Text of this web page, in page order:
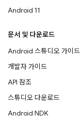
Android 11
문서 및 다운로드
Android 스튜디오 가이드
개발자 가이드
API 참조
스튜디오 다운로드
Android NDK